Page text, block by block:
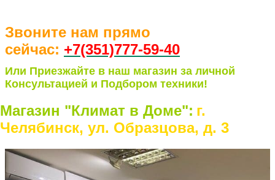
Звоните нам прямо
сейчас: +7(351)777-59-40
Или Приезжайте в наш магазин за личной
Консультацией и Подбором техники!
Магазин "Климат в Доме": г.
Челябинск, ул. Образцова, д. 3